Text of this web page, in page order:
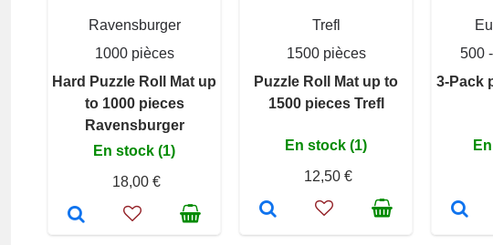
Ravensburger
1000 pièces
Hard Puzzle Roll Mat up
to 1000 pieces
Ravensburger
En stock (1)
18,00 €
Trefl
1500 pièces
Puzzle Roll Mat up to
1500 pieces Trefl
En stock (1)
12,50 €
500
3-Pack